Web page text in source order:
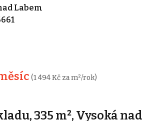
Labem
(1 494 Kč za m²/rok)
335 m², Vysoká nad